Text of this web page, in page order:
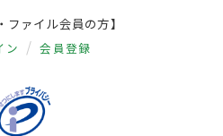
ファイル会員の方】
ン 会員登録